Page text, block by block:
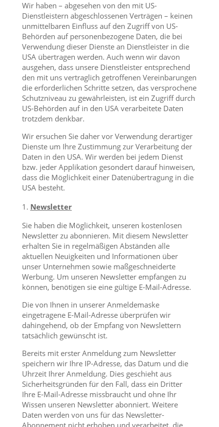
Wir haben – abgesehen von den mit US-
Dienstleistern abgeschlossenen Verträgen – keinen
unmittelbaren Einfluss auf den Zugriff von US-
Behörden auf personenbezogene Daten, die bei
Verwendung dieser Dienste an Dienstleister in die
USA übertragen werden. Auch wenn wir davon
ausgehen, dass unsere Dienstleister entsprechend
den mit uns vertraglich getroffenen Vereinbarungen
die erforderlichen Schritte setzen, das versprochene
Schutzniveau zu gewährleisten, ist ein Zugriff durch
US-Behörden auf in den USA verarbeitete Daten
trotzdem denkbar.
Wir ersuchen Sie daher vor Verwendung derartiger
Dienste um Ihre Zustimmung zur Verarbeitung der
Daten in den USA. Wir werden bei jedem Dienst
bzw. jeder Applikation gesondert darauf hinweisen,
dass die Möglichkeit einer Datenübertragung in die
USA besteht.
Newsletter
Sie haben die Möglichkeit, unseren kostenlosen
Newsletter zu abonnieren. Mit diesem Newsletter
erhalten Sie in regelmäßigen Abständen alle
aktuellen Neuigkeiten und Informationen über
unser Unternehmen sowie maßgeschneiderte
Werbung. Um unseren Newsletter empfangen zu
können, benötigen sie eine gültige E-Mail-Adresse.
Die von Ihnen in unserer Anmeldemaske
eingetragene E-Mail-Adresse überprüfen wir
dahingehend, ob der Empfang von Newslettern
tatsächlich gewünscht ist.
Bereits mit erster Anmeldung zum Newsletter
speichern wir Ihre IP-Adresse, das Datum und die
Uhrzeit Ihrer Anmeldung. Dies geschieht aus
Sicherheitsgründen für den Fall, dass ein Dritter
Ihre E-Mail-Adresse missbraucht und ohne Ihr
Wissen unseren Newsletter abonniert. Weitere
Daten werden von uns für das Newsletter-
Abonnement nicht erhoben und verarbeitet, die